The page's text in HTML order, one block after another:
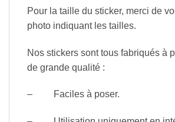
Pour la taille du sticker, merci de
photo indiquant les tailles.
Nos stickers sont tous fabriqués à
de grande qualité :
– Faciles à poser.